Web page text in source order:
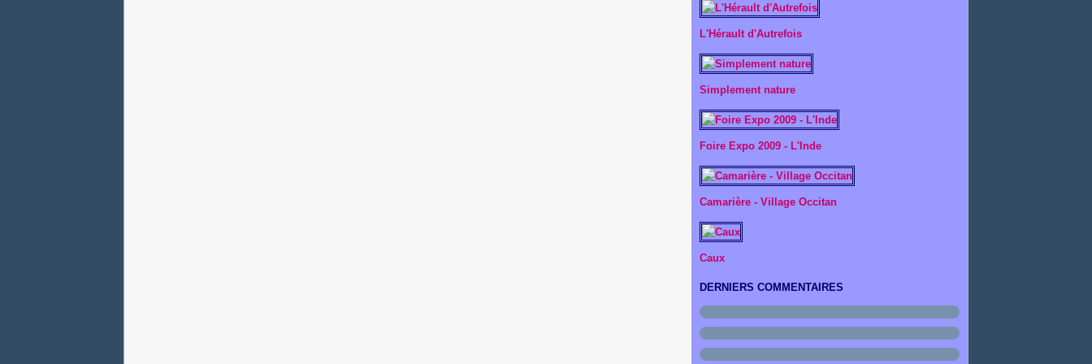
L'Hérault d'Autrefois
Simplement nature
Foire Expo 2009 - L'Inde
Camarière - Village Occitan
Caux
DERNIERS COMMENTAIRES